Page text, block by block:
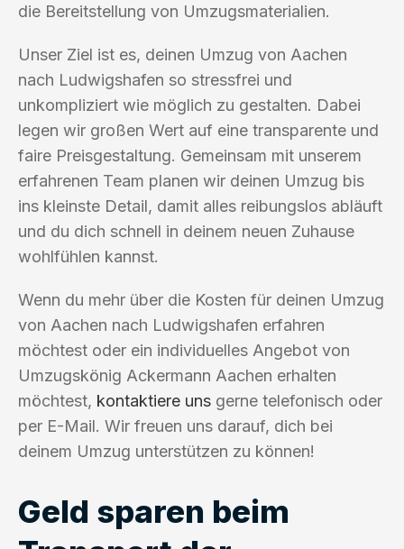
die Bereitstellung von Umzugsmaterialien.
Unser Ziel ist es, deinen Umzug von Aachen
nach Ludwigshafen so stressfrei und
unkompliziert wie möglich zu gestalten. Dabei
legen wir großen Wert auf eine transparente und
faire Preisgestaltung. Gemeinsam mit unserem
erfahrenen Team planen wir deinen Umzug bis
ins kleinste Detail, damit alles reibungslos abläuft
und du dich schnell in deinem neuen Zuhause
wohlfühlen kannst.
Wenn du mehr über die Kosten für deinen Umzug
von Aachen nach Ludwigshafen erfahren
möchtest oder ein individuelles Angebot von
Umzugskönig Ackermann Aachen erhalten
möchtest, kontaktiere uns gerne telefonisch oder
per E-Mail. Wir freuen uns darauf, dich bei
deinem Umzug unterstützen zu können!
Geld sparen beim